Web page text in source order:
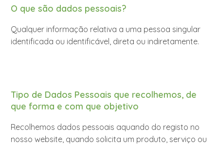
O que são dados pessoais?
Qualquer informação relativa a uma pessoa singular
identificada ou identificável, direta ou indiretamente.
Tipo de Dados Pessoais que recolhemos, de
que forma e com que objetivo
Recolhemos dados pessoais aquando do registo no
nosso website, quando solicita um produto, serviço ou